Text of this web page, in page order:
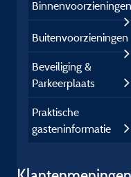
Binnenvoorzieningen
Buitenvoorzieningen
Beveiliging &
Parkeerplaats
Praktische
gasteninformatie